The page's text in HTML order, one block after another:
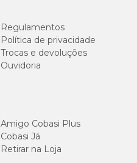
Regulamentos
Política de privacidade
Trocas e devoluções
Ouvidoria
Amigo Cobasi Plus
Cobasi Já
Retirar na Loja